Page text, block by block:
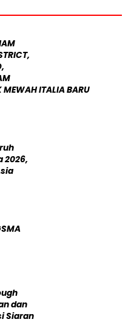
MEWAH ITALIA BARU
2026,
dan
Siaran